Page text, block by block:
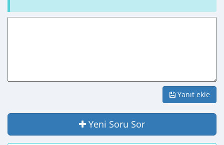
Yanıt ekle
Yeni Soru Sor